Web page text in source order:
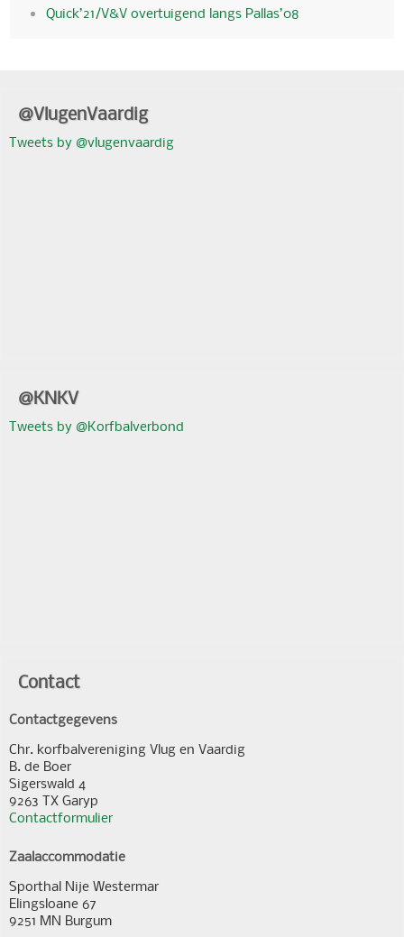
Quick’21/V&V overtuigend langs Pallas’08
@VlugenVaardig
Tweets by @vlugenvaardig
@KNKV
Tweets by @Korfbalverbond
Contact
Contactgegevens
Chr. korfbalvereniging Vlug en Vaardig
B. de Boer
Sigerswald 4
9263 TX Garyp
Contactformulier
Zaalaccommodatie
Sporthal Nije Westermar
Elingsloane 67
9251 MN Burgum